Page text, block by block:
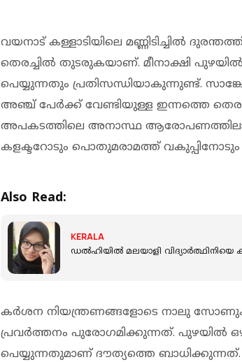
വയനാട് കള്ളാടിയിലെ മണ്ണിടിച്ചില്‍
തെരച്ചില്‍ തുടരുകയാണ്. മീനാക്ഷി
പെയ്യുന്നതും പ്രതിസന്ധിയാകുന്നുണ്ട്.
അഞ്ച് പേര്‍ക്ക് വേണ്ടിയുള്ള ഇന്നത്തെ
അപകടത്തിലെ അനാസ്ഥ
കളക്ടറോടും പൊതുമരാമത്ത് വകുപ്പിനോടും
Also Read:
KERALA
ഡല്‍ഹിയില്‍ മലയാളി
കര്‍ശന നിയന്ത്രണങ്ങളോടെ നാലു
പ്രവര്‍ത്തനം പുരോഗമിക്കുന്നത്. പുഴയില്‍
പെയ്യുന്നതുമാണ് ദൗത്യത്തെ ബാധിക്കുന്നത്.